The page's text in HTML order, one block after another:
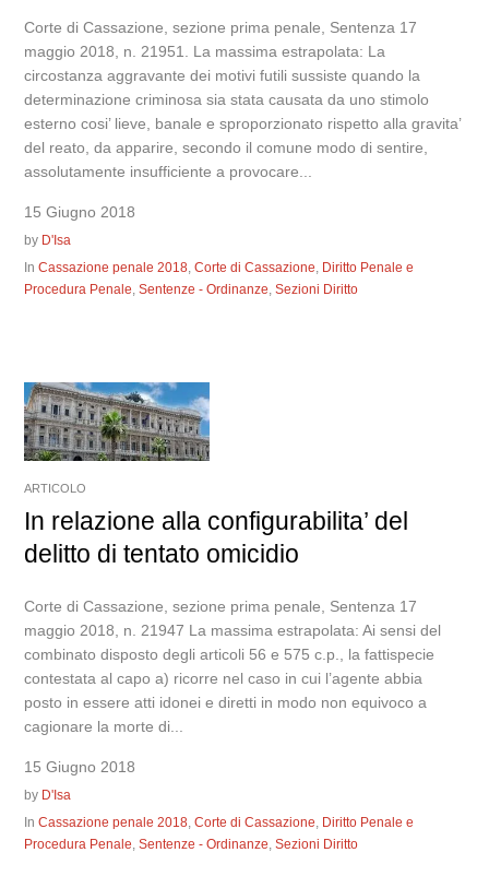
Corte di Cassazione, sezione prima penale, Sentenza 17
maggio 2018, n. 21951. La massima estrapolata: La
circostanza aggravante dei motivi futili sussiste quando la
determinazione criminosa sia stata causata da uno stimolo
esterno cosi’ lieve, banale e sproporzionato rispetto alla gravita’
del reato, da apparire, secondo il comune modo di sentire,
assolutamente insufficiente a provocare...
15 Giugno 2018
by D'Isa
InCassazione penale 2018,Corte di Cassazione, Diritto Penale e
Procedura Penale,Sentenze - Ordinanze,Sezioni Diritto
ARTICOLO
In relazione alla configurabilita’ del
delitto di tentato omicidio
Corte di Cassazione, sezione prima penale, Sentenza 17
maggio 2018, n. 21947 La massima estrapolata: Ai sensi del
combinato disposto degli articoli 56 e 575 c.p., la fattispecie
contestata al capo a) ricorre nel caso in cui l’agente abbia
posto in essere atti idonei e diretti in modo non equivoco a
cagionare la morte di...
15 Giugno 2018
by D'Isa
InCassazione penale 2018 ,Corte di Cassazione Diritto Penale e
Procedura Penale ,Sentenze - Ordinanze ,Sezioni Diritto